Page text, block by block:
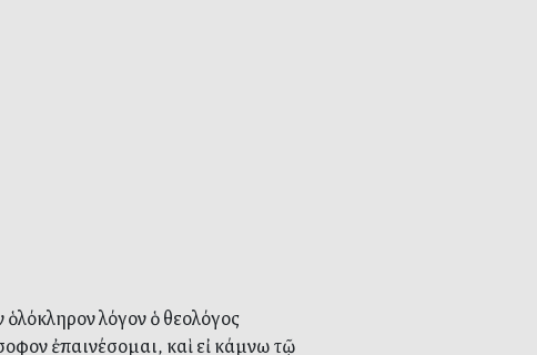
λόγον ὁ θεολόγος
ἐπαινέσομαι, καὶ εἰ κάμνω τῷ